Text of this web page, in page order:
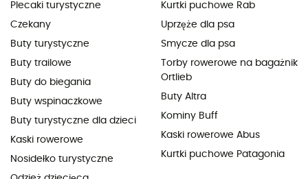
Plecaki turystyczne
Czekany
Buty turystyczne
Buty trailowe
Buty do biegania
Buty wspinaczkowe
Buty turystyczne dla dzieci
Kaski rowerowe
Nosidełko turystyczne
Kurtki puchowe Rab
Uprzęże dla psa
Smycze dla psa
Torby rowerowe na bagażnik
Ortlieb
Buty Altra
Kominy Buff
Kaski rowerowe Abus
Kurtki puchowe Patagonia